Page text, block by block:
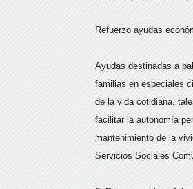
Refuerzo ayudas
Ayudas destinadas a
familias en especiales
de la vida cotidiana,
facilitar la autonomía
mantenimiento de la
Servicios Sociales